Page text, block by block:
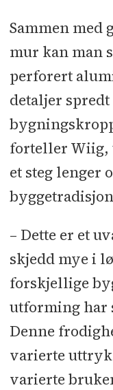
Sammen med
mur kan man
perforert
detaljer
forteller Wiig,
et steg lenger
– Dette er et
skjedd mye i
forskjellige
utforming har
Denne
varierte
varierte